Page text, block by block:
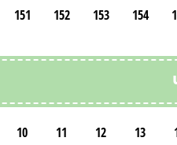
151 152 153 154
10 11 12 13